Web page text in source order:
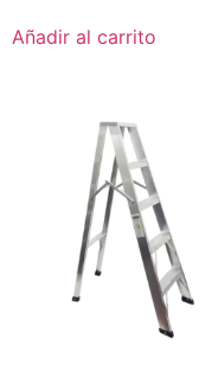
Añadir al carrito